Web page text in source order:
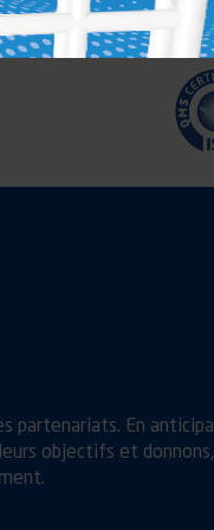
partenariats. En
objectifs et donnons,